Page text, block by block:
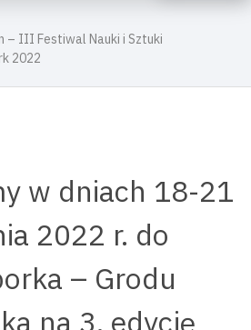
– III Festiwal Nauki i Sztuki
2022
w dniach 18-21
2022 r. do
– Grodu
na 3. edycję